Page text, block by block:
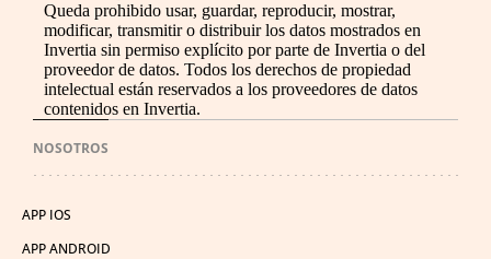
Queda prohibido usar, guardar, reproducir, mostrar,
modificar, transmitir o distribuir los datos mostrados en
Invertia sin permiso explícito por parte de Invertia o del
proveedor de datos. Todos los derechos de propiedad
intelectual están reservados a los proveedores de datos
contenidos en Invertia.
NOSOTROS
APP IOS
APP ANDROID